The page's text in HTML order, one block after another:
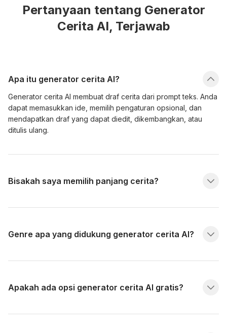
Pertanyaan tentang Generator
Cerita AI, Terjawab
Apa itu generator cerita AI?
Generator cerita AI membuat draf cerita dari prompt teks. Anda
dapat memasukkan ide, memilih pengaturan opsional, dan
mendapatkan draf yang dapat diedit, dikembangkan, atau
ditulis ulang.
Bisakah saya memilih panjang cerita?
Genre apa yang didukung generator cerita AI?
Apakah ada opsi generator cerita AI gratis?